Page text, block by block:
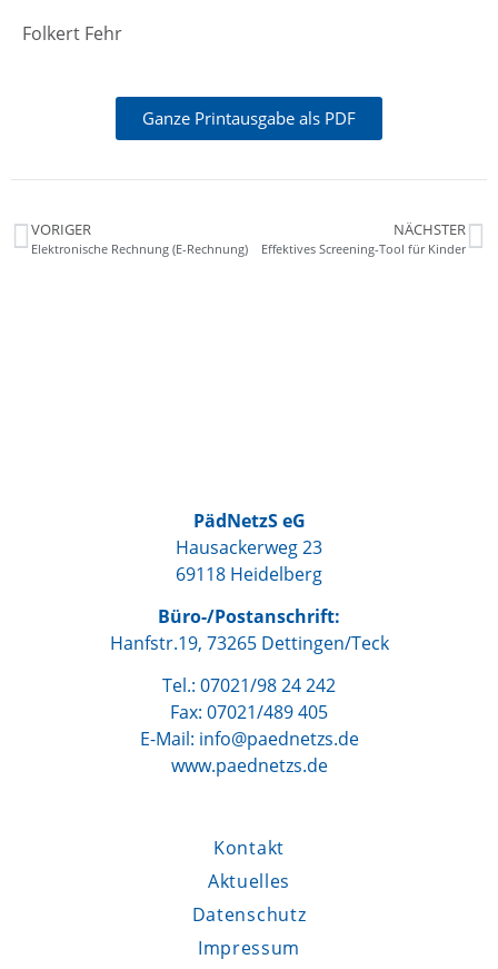
Folkert Fehr
Ganze Printausgabe als PDF
VORIGER
Elektronische Rechnung (E-Rechnung)
NÄCHSTER
Effektives Screening-Tool für Kinder
PädNetzS eG
Hausackerweg 23
69118 Heidelberg
Büro-/Postanschrift:
Hanfstr.19, 73265 Dettingen/Teck
Tel.: 07021/98 24 242
Fax: 07021/489 405
E-Mail: info@paednetzs.de
www.paednetzs.de
Kontakt
Aktuelles
Datenschutz
Impressum